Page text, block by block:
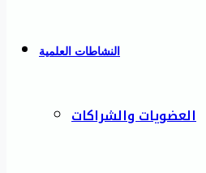
النشاطات العلمية
العضويات والشراكات